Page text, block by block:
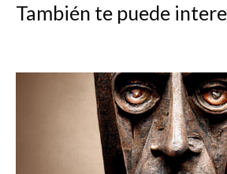
También te puede